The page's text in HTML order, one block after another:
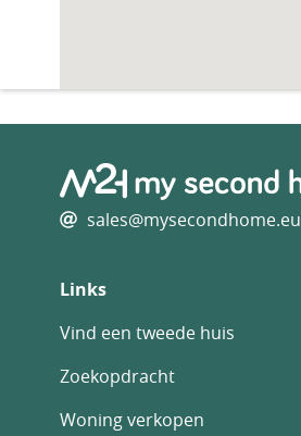
sales@mysecondhome.eu
Links
Vind een tweede huis
Zoekopdracht
Woning verkopen